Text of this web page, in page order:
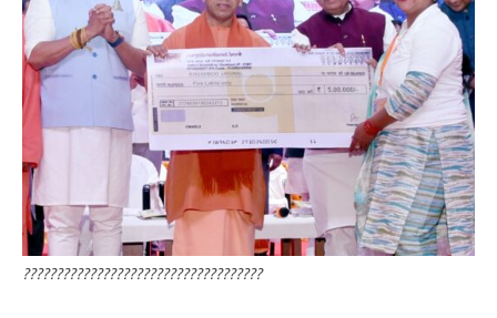
????????????????????????????????????